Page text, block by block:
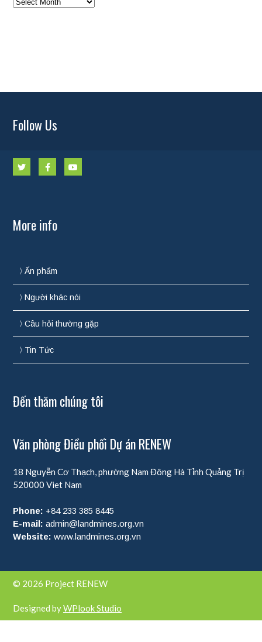
Follow Us
More info
Ấn phẩm
Người khác nói
Câu hỏi thường gặp
Tin Tức
Đến thăm chúng tôi
Văn phòng Điều phối Dự án RENEW
18 Nguyễn Cơ Thạch, phường Nam Đông Hà Tỉnh Quảng Trị
520000 Viet Nam
Phone: +84 233 385 8445
E-mail: admin@landmines.org.vn
Website: www.landmines.org.vn
© 2026 Project RENEW
Designed byWPlook Studio